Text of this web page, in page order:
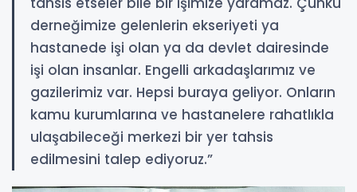
derneğimize gelenlerin ekseriyeti ya
hastanede işi olan ya da devlet dairesinde
işi olan insanlar. Engelli arkadaşlarımız ve
gazilerimiz var. Hepsi buraya geliyor. Onların
kamu kurumlarına ve hastanelere rahatlıkla
ulaşabileceği merkezi bir yer tahsis
edilmesini talep ediyoruz.”